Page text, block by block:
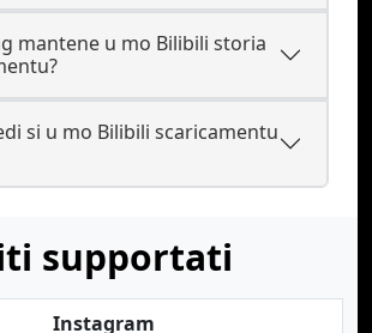
mantene u mo Bilibili storia
si u mo Bilibili scaricamentu
supportati
Instagram